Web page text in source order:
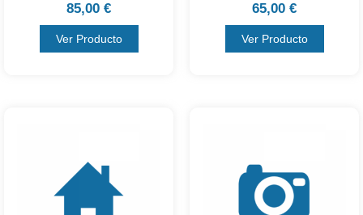
85,00 €
Ver Producto
65,00 €
Ver Producto